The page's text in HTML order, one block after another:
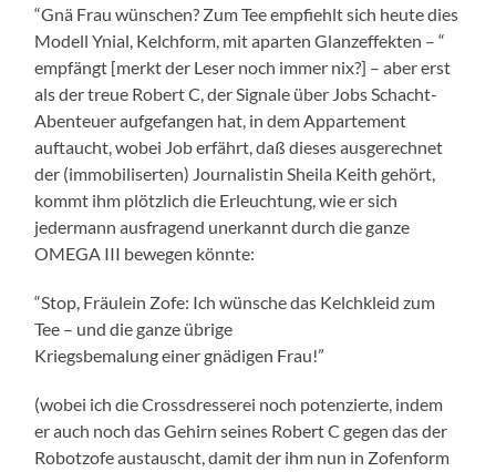
“Gnä Frau wünschen? Zum Tee empfiehlt sich heute dies
Modell Ynial, Kelchform, mit aparten Glanzeffekten – “
empfängt [merkt der Leser noch immer nix?] – aber erst
als der treue Robert C, der Signale über Jobs Schacht-
Abenteuer aufgefangen hat, in dem Appartement
auftaucht, wobei Job erfährt, daß dieses ausgerechnet
der (immobiliserten) Journalistin Sheila Keith gehört,
kommt ihm plötzlich die Erleuchtung, wie er sich
jedermann ausfragend unerkannt durch die ganze
OMEGA III bewegen könnte:
“Stop, Fräulein Zofe: Ich wünsche das Kelchkleid zum
Tee – und die ganze übrige
Kriegsbemalung einer gnädigen Frau!”
(wobei ich die Crossdresserei noch potenzierte, indem
er auch noch das Gehirn seines Robert C gegen das der
Robotzofe austauscht, damit der ihm nun in Zofenform